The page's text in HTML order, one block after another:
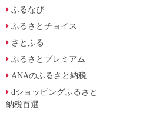
ふるなび
ふるさとチョイス
さとふる
ふるさとプレミアム
ANAのふるさと納税
dショッピングふるさと
納税百選